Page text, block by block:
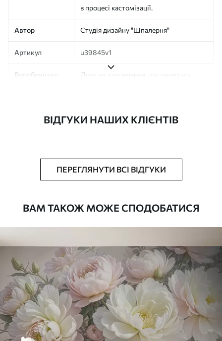
в процесі кастомізації.
Автор Студія дизайну "Шпалерня"
Артикул u39845v1
Виробництво
Друк на замовлення, постачається
клей для шпалер
можна мити водою
Стандарт
831 499 грн/м²
Преміум
1066640грн /м²
Преміум Вініл
ВІДГУКИ НАШИХ КЛІЄНТІВ
ПЕРЕГЛЯНУТИ ВСІ ВІДГУКИ
ВАМ ТАКОЖ МОЖЕ СПОДОБАТИСЯ